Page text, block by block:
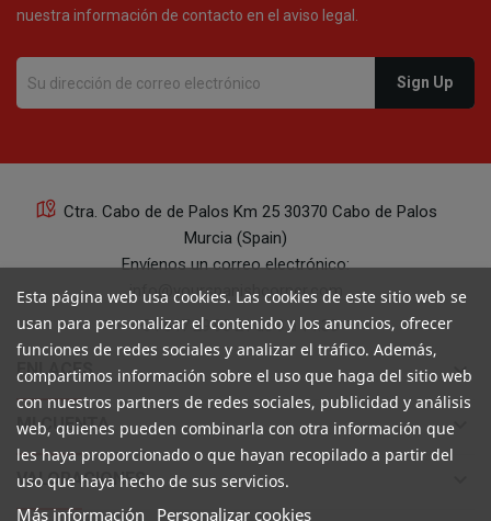
nuestra información de contacto en el aviso legal.
Ctra. Cabo de de Palos Km 25 30370 Cabo de Palos
Murcia (Spain)
Envíenos un correo electrónico:
info@yourspanishcorner.com
+34 647 29 98 21 de 9 a 14:30
ENLACES keyboard_arrow_down
MI CUENTA keyboard_arrow_down
VALORACIONES
Esta página web usa cookies. Las cookies de este sitio web se
usan para personalizar el contenido y los anuncios, ofrecer
funciones de redes sociales y analizar el tráfico. Además,
compartimos información sobre el uso que haga del sitio web
con nuestros partners de redes sociales, publicidad y análisis
web, quienes pueden combinarla con otra información que
les haya proporcionado o que hayan recopilado a partir del
uso que haya hecho de sus servicios.
Más información Personalizar cookies